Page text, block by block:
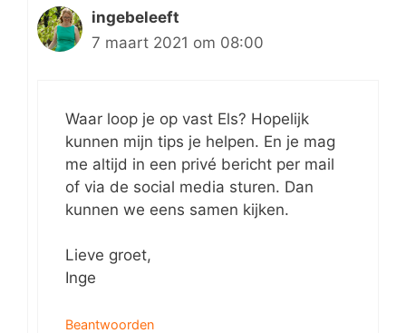
ingebeleeft
7 maart 2021 om 08:00
Waar loop je op vast Els? Hopelijk
kunnen mijn tips je helpen. En je mag
me altijd in een privé bericht per mail
of via de social media sturen. Dan
kunnen we eens samen kijken.
Lieve groet,
Inge
Beantwoorden